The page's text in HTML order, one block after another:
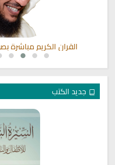
القران الكريم مباشرة
جديد الكتب